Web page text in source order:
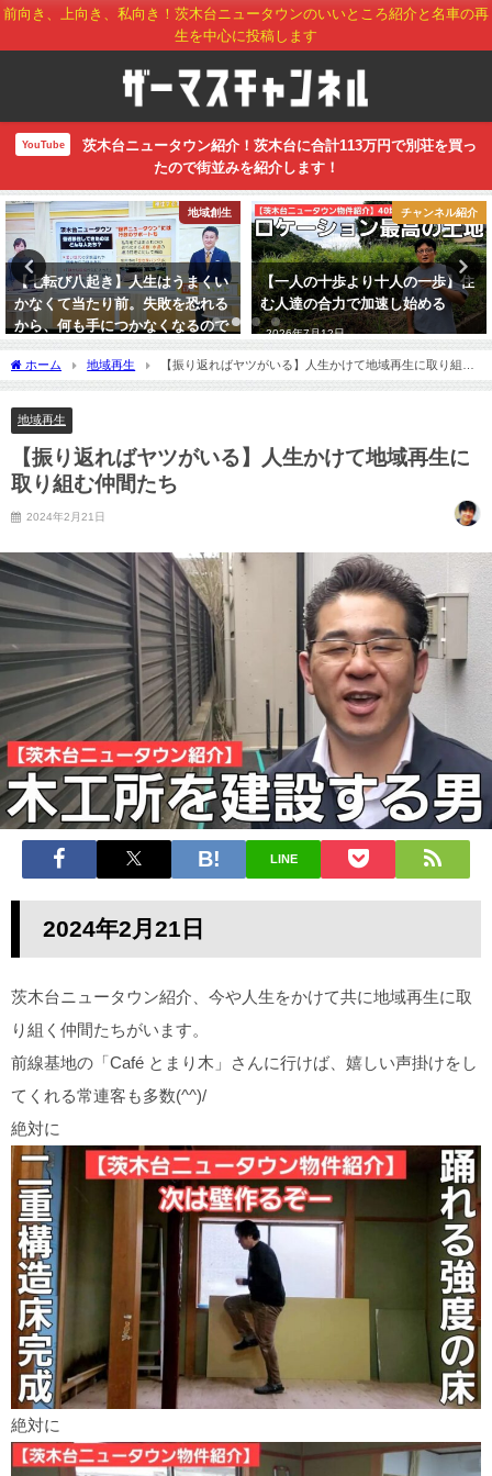
前向き、上向き、私向き！茨木台ニュータウンのいいところ紹介と名車の再
生を中心に投稿します
YouTube
茨木台ニュータウン紹介！茨木台に合計113万円で別荘を買っ
たので街並みを紹介します！
地域創生
【七転び八起き】人生はうまくい
かなくて当たり前。失敗を恐れる
から、何も手につかなくなるので
チャンネル紹介
【一人の十歩より十人の一歩】住
む人達の合力で加速し始める
2026年7月12日
ホーム 地域再生
【振り返ればヤツがいる】人生かけて地域再生に取り組む
仲間たち
地域再生
【振り返ればヤツがいる】人生かけて地域再生に
取り組む仲間たち
2024年2月21日
LINE
2024年2 月21日
茨木台ニュータウン紹介、今や人生をかけて共に地域再生に取
り組く仲間たちがいます。
前線基地の「Café とまり木」さんに行けば、嬉しい声掛けをし
てくれる常連客も多数(^^)/
絶対に
絶対に